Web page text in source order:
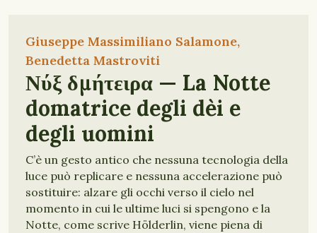
Giuseppe Massimiliano Salamone,
Benedetta Mastroviti
Νύξ δμήτειρα — La Notte
domatrice degli dèi e
degli uomini
C’è un gesto antico che nessuna tecnologia della
luce può replicare e nessuna accelerazione può
sostituire: alzare gli occhi verso il cielo nel
momento in cui le ultime luci si spengono e la
Notte, come scrive Hölderlin, viene piena di